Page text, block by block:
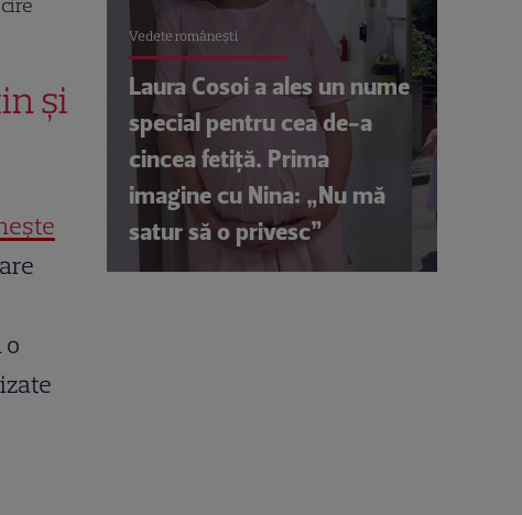
și
o
Vedete româneşti
Laura Cosoi a ales un nume
special pentru cea de-a
cincea fetiță. Prima
imagine cu Nina: „Nu mă
satur să o privesc”